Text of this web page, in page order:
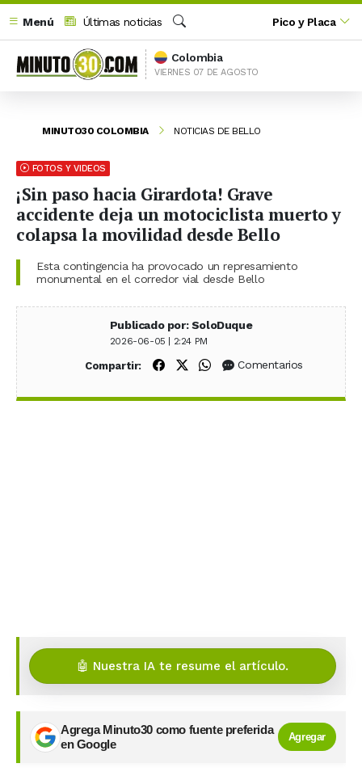
Menú
Últimas noticias
Buscar
Pico y Placa
Colombia
VIERNES 07 DE AGOSTO
MINUTO30 COLOMBIA NOTICIAS DE BELLO
FOTOS Y VIDEOS
¡Sin paso hacia Girardota! Grave
accidente deja un motociclista muerto y
colapsa la movilidad desde Bello
Esta contingencia ha provocado un represamiento
monumental en el corredor vial desde Bello
Publicado por: SoloDuque
2026-06-05 | 2:24 PM
Compartir: Compartir en Facebook
Compartir en X (Twitter)
Compartir en WhatsApp
Comentarios
🤖 Nuestra IA te resume el artículo.
Agrega Minuto30 como fuente preferida
en Google
Agregar